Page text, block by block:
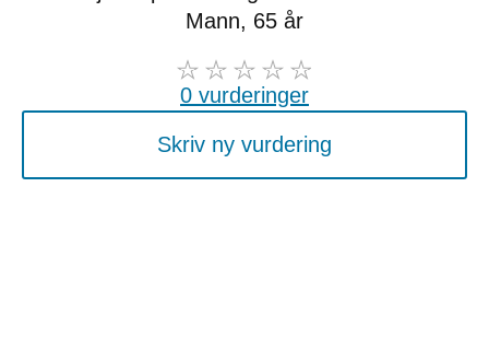
Mann, 65 år
0 vurderinger
Skriv ny vurdering